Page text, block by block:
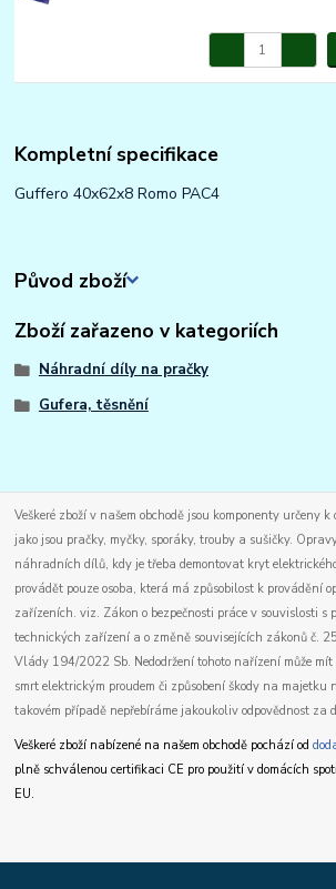
Kompletní specifikace
Guffero 40x62x8 Romo PAC4
Původ zboží
Zboží zařazeno v kategoriích
Náhradní díly na pračky
Gufera, těsnění
Veškeré zboží v našem obchodě jsou komponenty určeny
jako jsou pračky, myčky, sporáky, trouby a sušičky.
náhradních dílů, kdy je třeba demontovat kryt
provádět pouze osoba, která má způsobilost k provádění
zařízeních. viz. Zákon o bezpečnosti práce v souvislosti s
technických zařízení a o změně souvisejících zákonů č.
Vlády 194/2022 Sb. Nedodržení tohoto nařízení může
smrt elektrickým proudem či způsobení škody na majetku
takovém případě nepřebíráme jakoukoliv odpovědnost za
Veškeré zboží nabízené na našem obchodě pochází od
plně schválenou certifikaci CE pro použití v domácích
EU.